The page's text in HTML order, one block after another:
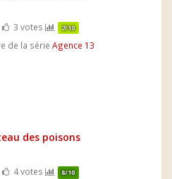
3 votes 7/10
de la sérieAgence 13
des poisons
4 votes 8/10